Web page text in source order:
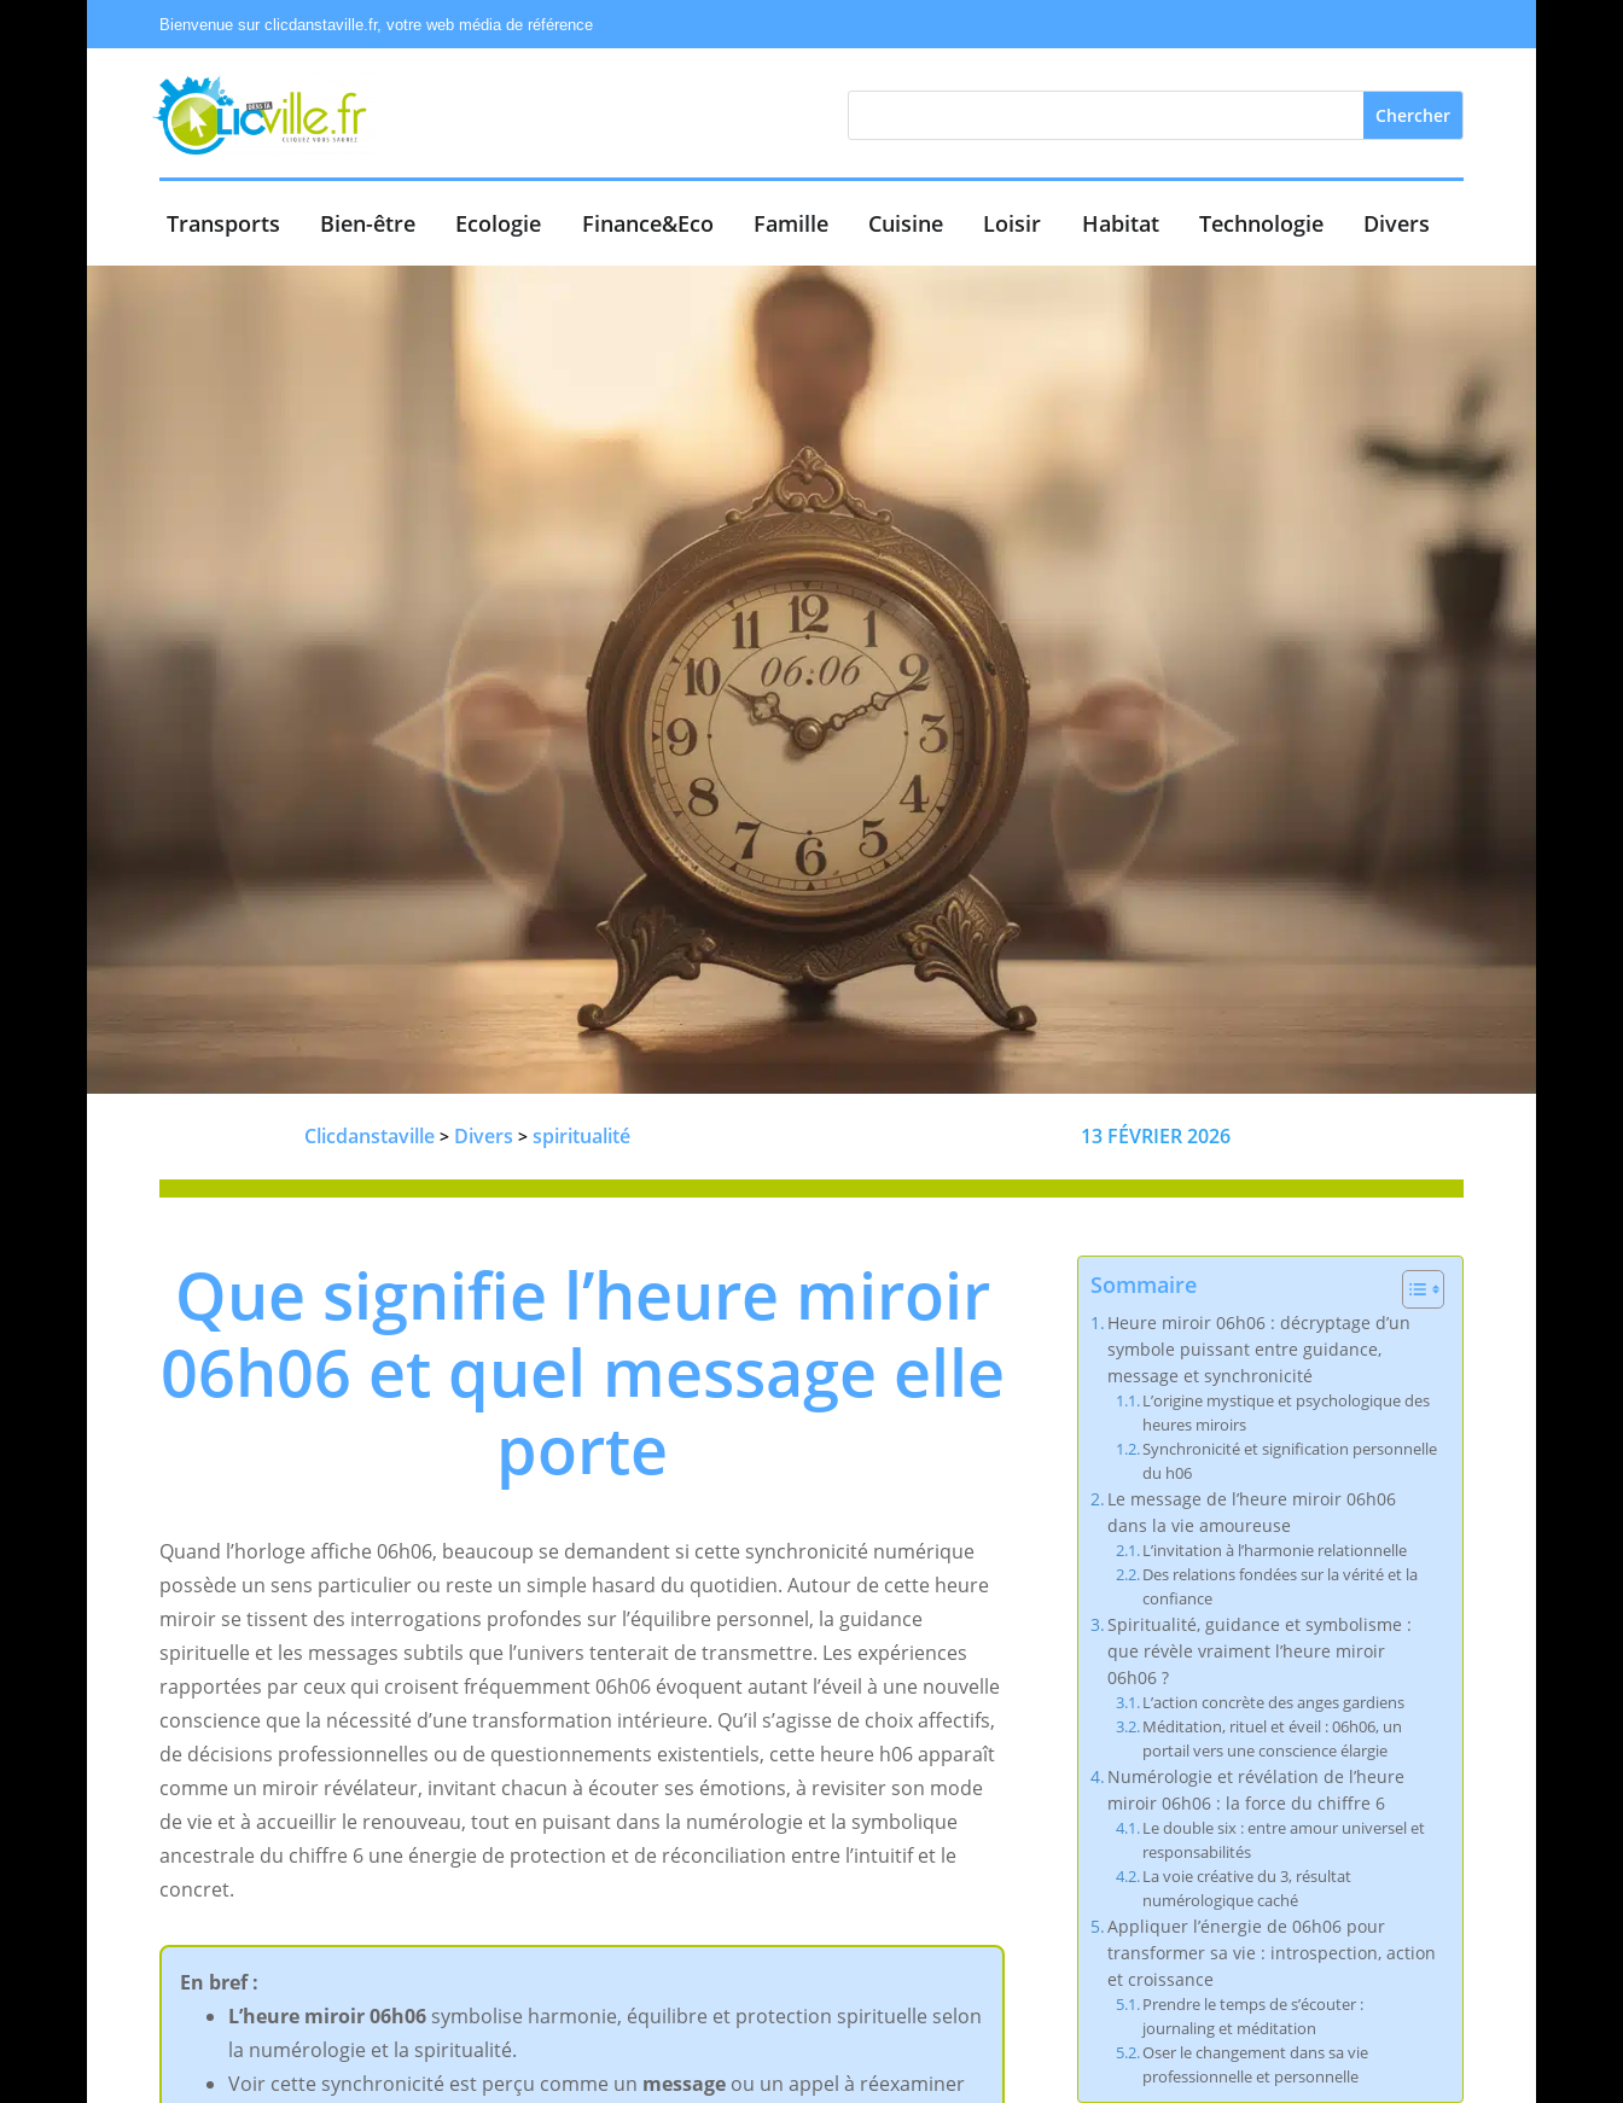
Bienvenue sur clicdanstaville.fr, votre web média de référence
Transports Bien-être Ecologie Finance&Eco Famille Cuisine Loisir Habitat Technologie Divers
Clicdanstaville > Divers >spiritualité 13 FÉVRIER 2026
Que signifie l’heure miroir
06h06 et quel message elle
porte
Quand l’horloge affiche 06h06, beaucoup se demandent si cette synchronicité numérique
possède un sens particulier ou reste un simple hasard du quotidien. Autour de cette heure
miroir se tissent des interrogations profondes sur l’équilibre personnel, la guidance
spirituelle et les messages subtils que l’univers tenterait de transmettre. Les expériences
rapportées par ceux qui croisent fréquemment 06h06 évoquent autant l’éveil à une nouvelle
conscience que la nécessité d’une transformation intérieure. Qu’il s’agisse de choix affectifs,
de décisions professionnelles ou de questionnements existentiels, cette heure h06 apparaît
comme un miroir révélateur, invitant chacun à écouter ses émotions, à revisiter son mode
de vie et à accueillir le renouveau, tout en puisant dans la numérologie et la symbolique
ancestrale du chiffre 6 une énergie de protection et de réconciliation entre l’intuitif et le
concret.
En bref :
L’heure miroir 06h06 symbolise harmonie, équilibre et protection spirituelle selon
la numérologie et la spiritualité.
Voir cette synchronicité est perçu comme un message ou un appel à réexaminer
Sommaire
Heure miroir 06h06 : décryptage d’un
symbole puissant entre guidance,
message et synchronicité
L’origine mystique et psychologique des
heures miroirs
Synchronicité et signification personnelle
du h06
Le message de l’heure miroir 06h06
dans la vie amoureuse
L’invitation à l’harmonie relationnelle
Des relations fondées sur la vérité et la
confiance
Spiritualité, guidance et symbolisme :
que révèle vraiment l’heure miroir
06h06 ?
L’action concrète des anges gardiens
Méditation, rituel et éveil : 06h06, un
portail vers une conscience élargie
Numérologie et révélation de l’heure
miroir 06h06 : la force du chiffre 6
Le double six : entre amour universel et
responsabilités
La voie créative du 3, résultat
numérologique caché
Appliquer l’énergie de 06h06 pour
transformer sa vie : introspection, action
et croissance
Prendre le temps de s’écouter :
journaling et méditation
Oser le changement dans sa vie
professionnelle et personnelle